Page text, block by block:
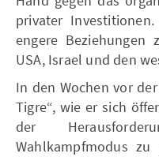
privater
engere Beziehungen
USA, Israel und den
In den Wochen vor
Tigre“, wie er sich
der
Wahlkampfmodus